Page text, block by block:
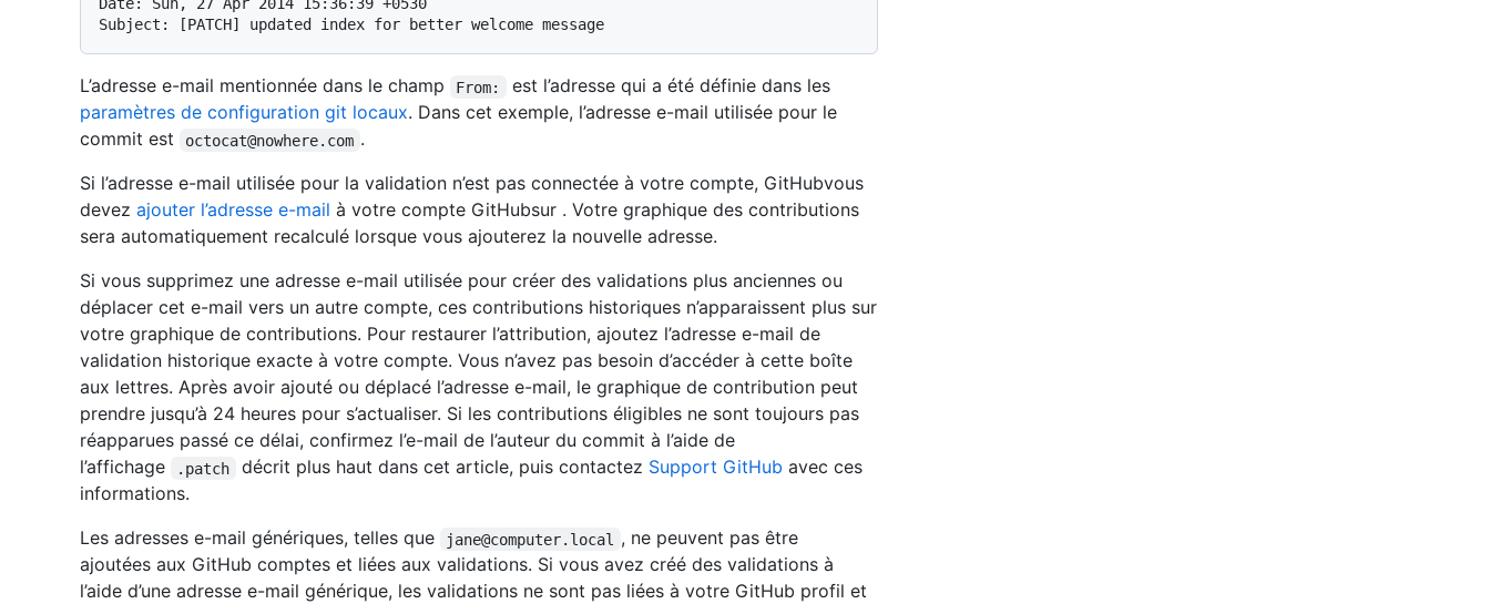
Date: Sun, 27 Apr 2014 15:36:39 +0530
L’adresse e-mail mentionnée dans le champ From:
est l’adresse qui a été définie dans les
paramètres de configuration git locaux. Dans cet exemple, l’adresse e-mail utilisée pour le
commit est
octocat@nowhere.com .
Si l’adresse e-mail utilisée pour la validation n’est pas connectée à votre compte, GitHubvous
devez ajouter l’adresse e-mail à votre compte GitHubsur . Votre graphique des contributions
sera automatiquement recalculé lorsque vous ajouterez la nouvelle adresse.
Si vous supprimez une adresse e-mail utilisée pour créer des validations plus anciennes ou
déplacer cet e-mail vers un autre compte, ces contributions historiques n’apparaissent plus sur
votre graphique de contributions. Pour restaurer l’attribution, ajoutez l’adresse e-mail de
validation historique exacte à votre compte. Vous n’avez pas besoin d’accéder à cette boîte
aux lettres. Après avoir ajouté ou déplacé l’adresse e-mail, le graphique de contribution peut
prendre jusqu’à 24 heures pour s’actualiser. Si les contributions éligibles ne sont toujours pas
réapparues passé ce délai, confirmez l’e-mail de l’auteur du commit à l’aide de
l’affichage
.patch décrit plus haut dans cet article, puis contactez Support GitHub avec ces
informations.
Les adresses e-mail génériques, telles que
jane@computer.local
, ne peuvent pas être
ajoutées aux GitHub comptes et liées aux validations. Si vous avez créé des validations à
l’aide d’une adresse e-mail générique, les validations ne sont pas liées à votre GitHub profil et